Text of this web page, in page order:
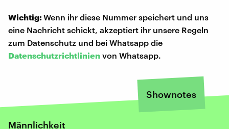
Wichtig:Wenn ihr diese Nummer speichert und uns
eine Nachricht schickt, akzeptiert ihr unsere Regeln
zum Datenschutz und bei Whatsapp die
Datenschutzrichtlinien von Whatsapp.
Shownotes
Männlichkeit